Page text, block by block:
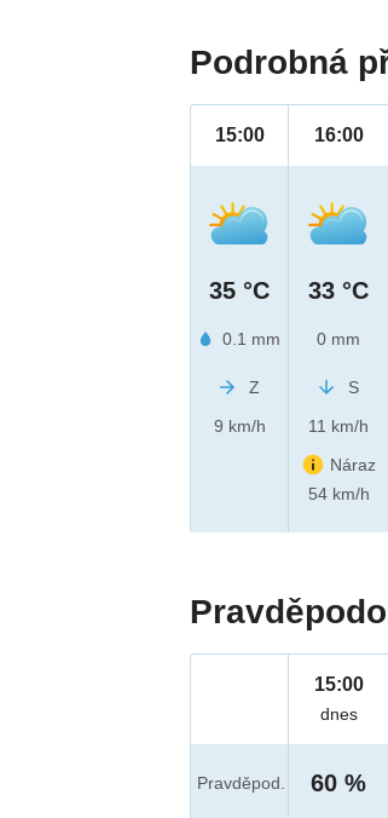
Podrobná
15:00
35 °C
0.1 mm
Z
9 km/h
16:00
33 °C
0 mm
S
11 km/h
Náraz
54 km/h
Pravděpod.
15:00
dnes
60 %